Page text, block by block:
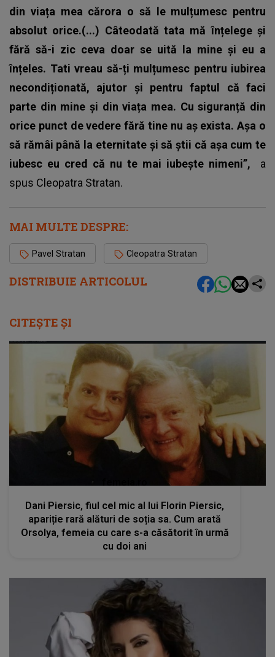
DISTRIBUIE ARTICOLUL
din viața mea cărora o să le mulțumesc pentru
absolut orice.(...) Câteodată tata mă înțelege și
fără să-i zic ceva doar se uită la mine și eu a
înțeles. Tati vreau să-ți mulțumesc pentru iubirea
necondiționată, ajutor și pentru faptul că faci
parte din mine și din viața mea. Cu siguranță din
orice punct de vedere fără tine nu aș exista. Așa o
să rămâi până la eternitate și să știi că așa cum te
iubesc eu cred că nu te mai iubește nimeni”, a
spus Cleopatra Stratan.
MAI MULTE DESPRE:
Pavel Stratan Cleopatra Stratan
CITEȘTE ȘI
Dani Piersic, fiul cel mic al lui Florin Piersic,
apariție rară alături de soția sa. Cum arată
Orsolya, femeia cu care s-a căsătorit în urmă
cu doi ani